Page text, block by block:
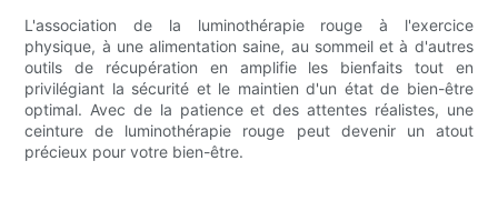
L'association de la luminothérapie rouge à l'exercice
physique, à une alimentation saine, au sommeil et à d'autres
outils de récupération en amplifie les bienfaits tout en
privilégiant la sécurité et le maintien d'un état de bien-être
optimal. Avec de la patience et des attentes réalistes, une
ceinture de luminothérapie rouge peut devenir un atout
précieux pour votre bien-être.